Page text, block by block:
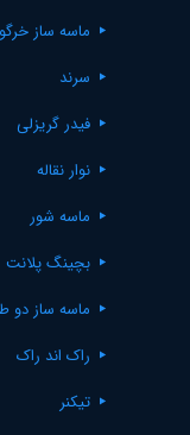
ماسه ساز
سرند
فیدر گریزلی
نوار نقاله
ماسه شور
بچینگ پلانت
ماسه ساز دو
راک اند راک
تیکنر